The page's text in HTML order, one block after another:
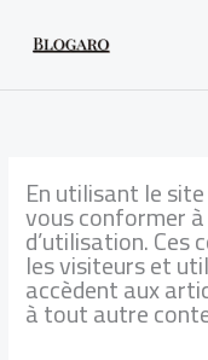
content
En utilisant le site
vous conformer
d’utilisation. Ces
les visiteurs et
accèdent aux
à tout autre